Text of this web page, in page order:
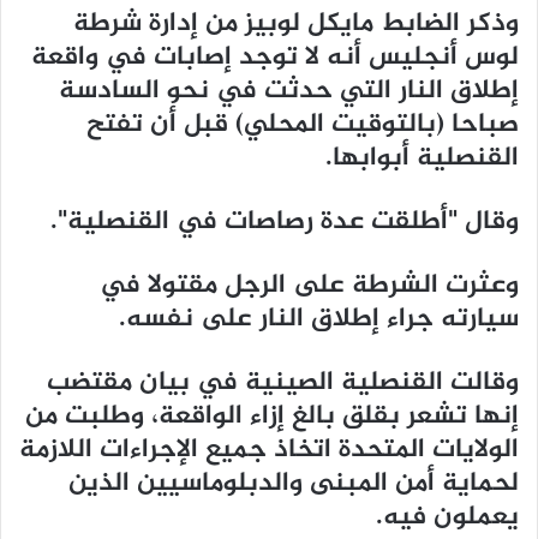
وذكر الضابط مايكل لوبيز من إدارة شرطة
لوس أنجليس أنه لا توجد إصابات في واقعة
إطلاق النار التي حدثت في نحو السادسة
صباحا (بالتوقيت المحلي) قبل أن تفتح
القنصلية أبوابها.
وقال "أطلقت عدة رصاصات في القنصلية".
وعثرت الشرطة على الرجل مقتولا في
سيارته جراء إطلاق النار على نفسه.
وقالت القنصلية الصينية في بيان مقتضب
إنها تشعر بقلق بالغ إزاء الواقعة، وطلبت من
الولايات المتحدة اتخاذ جميع الإجراءات اللازمة
لحماية أمن المبنى والدبلوماسيين الذين
يعملون فيه.